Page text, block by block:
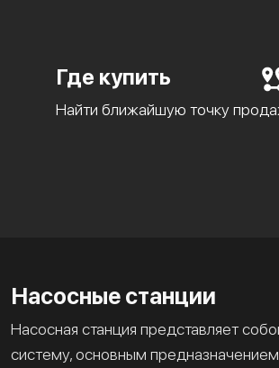
Где купить
Найти ближайшую точку
Насосные станции
Насосная станция представляет
систему, основным